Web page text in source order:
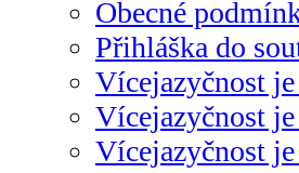
Obecné
Přihláška do
Vícejazyčnost
Vícejazyčnost
Vícejazyčnost